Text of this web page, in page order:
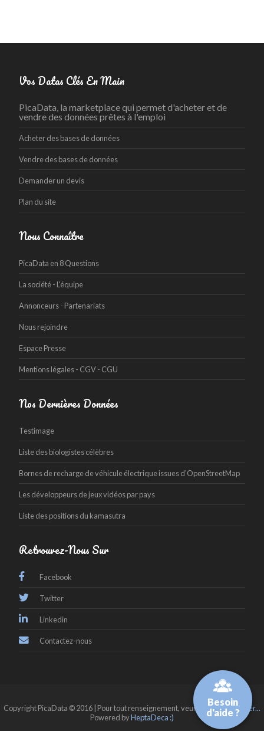
Vos Datas Clés En Main
PicaData, la marketplace qui permet d'acheter et de
vendre des données prêtes à l'emploi
Acheter des bases de données
Vendre des bases de données
Demander un devis
Plan du site
Nous Connaître
PicaData en 8 Questions
La société - L'équipe
Annonceurs - Partenariats
Nous rejoindre
Espace Presse
Mentions légales - CGV - CGU
Nos Dernières Données
Testimage
Liste des biologistes célèbres
Bornes de recharge de véhicule électrique issues d'OpenStreetMap
Les développeurs de jeux vidéos par pays
Liste des positions du kamasutra
Retrouvez-Nous Sur
Facebook
Twitter
Linkedin
Contactez-nous
Copyright PicaData © 2016 | Pour tout renseignement, veuillez nous contacter...
Powered byHeptaDeca :)
Besoin
d'aide ?